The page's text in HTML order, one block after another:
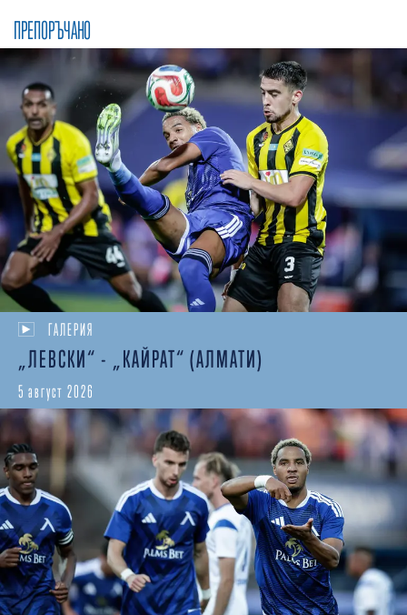
ПРЕПОРЪЧАНО
ГАЛЕРИЯ
„ЛЕВСКИ“ - „КАЙРАТ“ (АЛМАТИ)
5 август 2026